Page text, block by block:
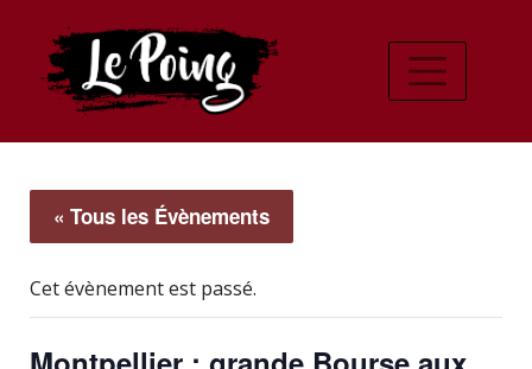
« Tous les Évènements
Cet évènement est passé.